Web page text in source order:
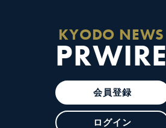
KYODO NEWS
PRWIRE
会員登録
ログイン